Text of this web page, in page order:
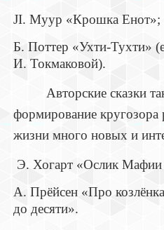
JI. Муур «Крошка Енот»;
Б. Поттер «Ухти-Тухти»
И. Токмаковой).
Авторские сказки
формирование кругозора
жизни много новых и
Э. Хогарт «Ослик Мафии
А. Прёйсен «Про
до десяти».